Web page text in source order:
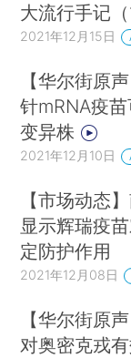
大流行手记（
2021年12月15日
【华尔街原
针mRNA疫
变异株
2021年12月10日
【市场动态
显示辉瑞疫
定防护作用
2021年12月08日
【华尔街原
对奥密克戎